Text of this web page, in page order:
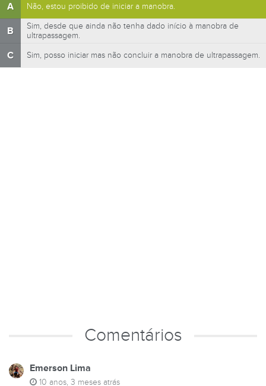
A Não, estou proibido de iniciar a manobra.
B
Sim, desde que ainda não tenha dado início à manobra de
ultrapassagem.
C Sim, posso iniciar mas não concluir a manobra de ultrapassagem.
Comentários
Emerson Lima
10 anos, 3 meses atrás